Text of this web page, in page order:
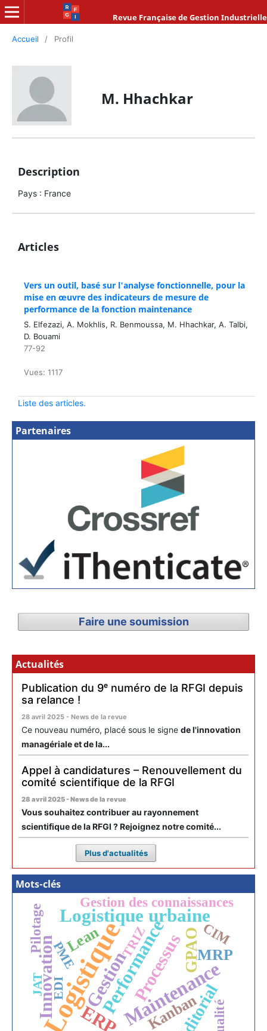
Revue Française de Gestion Industrielle
Accueil / Profil
M. Hhachkar
Description
Pays : France
Articles
Vers un outil, basé sur l'analyse fonctionnelle, pour la
mise en œuvre des indicateurs de mesure de
performance de la fonction maintenance
S. Elfezazi, A. Mokhlis, R. Benmoussa, M. Hhachkar, A. Talbi,
D. Bouami
77-92
Vues: 1117
Liste des articles.
Partenaires
Faire une soumission
Actualités
Publication du 9ᵉ numéro de la RFGI depuis
sa relance !
28 avril 2025 - News de la revue
Ce nouveau numéro, placé sous le signe de l'innovation
managériale et de la...
Appel à candidatures – Renouvellement du
comité scientifique de la RFGI
28 avril 2025 - News de la revue
Vous souhaitez contribuer au rayonnement
scientifique de la RFGI ? Rejoignez notre comité...
Plus d'actualités
Mots-clés
LogistiqueMaintenance
Gestion
ERP
Logistique urbaine
Performance
Processus
Innovation Editorial
GPAO
Kanban
MRP
Lean
Pilotage
Gestion des connaissances
CIM
Qualité
TRIZ
PME
EDI
JAT